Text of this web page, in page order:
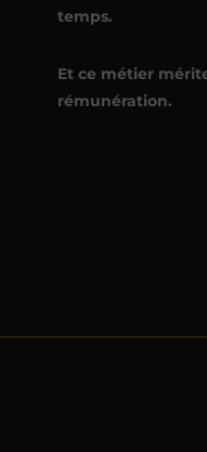
temps.
Et ce métier
rémunération.